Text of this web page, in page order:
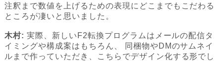
注釈まで数値を上げるための表現にどこまでもこだわる
ところが凄いと思いました。
木村:実際、新しいF2転換プログラムはメールの配信タ
イミングや構成案はもちろん、 同梱物やDMのサムネイ
ルまで作っていただき、こちらでデザイン化する形でし